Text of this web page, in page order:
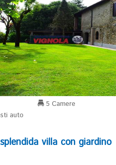
5 Camere
auto
villa con giardino